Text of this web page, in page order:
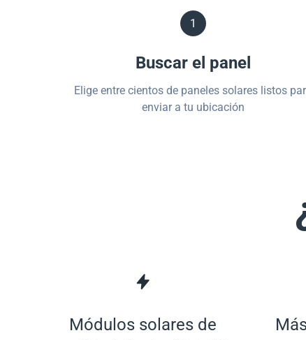
1
Buscar el panel
Elige entre cientos de paneles solares listos
enviar a tu ubicación
Módulos solares de